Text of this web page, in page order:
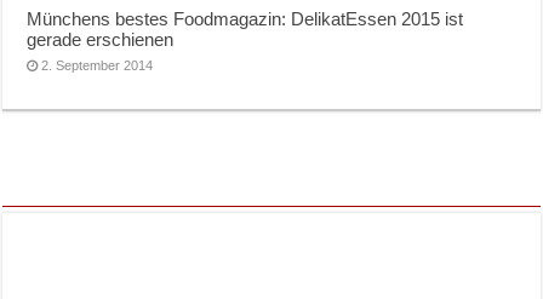
Münchens bestes Foodmagazin: DelikatEssen 2015 ist
gerade erschienen
2. September 2014